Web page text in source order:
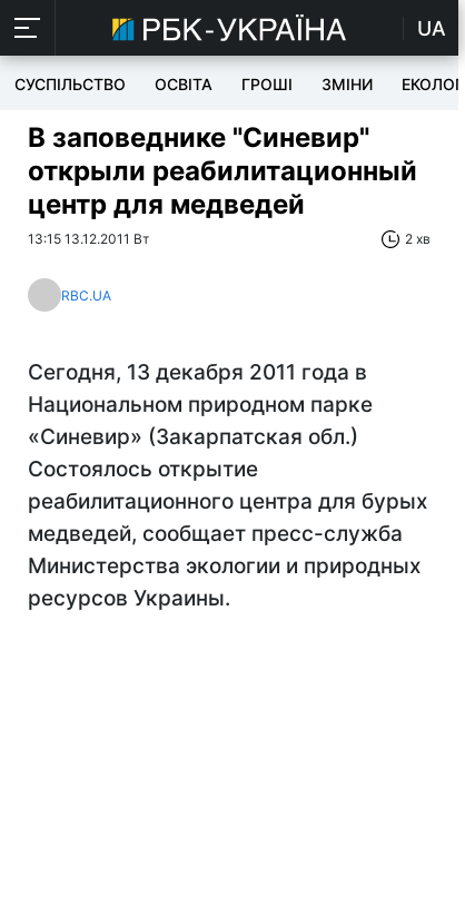
UA
СУСПІЛЬСТВО ОСВІТА ГРОШІ ЗМІНИ
В заповеднике "Синевир"
открыли реабилитационный
центр для медведей
13:15 13.12.2011 Вт 2 хв
RBC.UA
Сегодня, 13 декабря 2011 года в
Национальном природном парке
«Синевир» (Закарпатская обл.)
Состоялось открытие
реабилитационного центра для бурых
медведей, сообщает пресс-служба
Министерства экологии и природных
ресурсов Украины.